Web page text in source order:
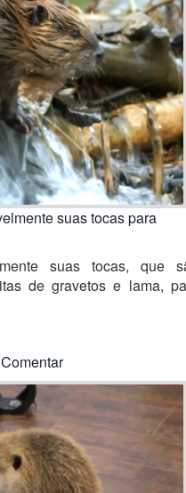
suas tocas para
suas tocas, que
de gravetos e lama,
Comentar